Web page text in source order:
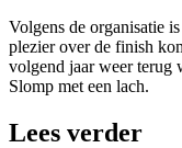
Volgens de organisatie
plezier over de finish
volgend jaar weer terug
Slomp met een lach.
Lees verder